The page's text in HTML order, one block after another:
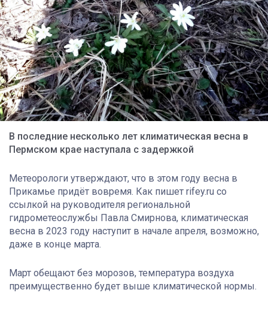
В последние несколько лет климатическая весна в
Пермском крае наступала с задержкой
Метеорологи утверждают, что в этом году весна в
Прикамье придёт вовремя. Как пишет rifey.ru со
ссылкой на руководителя региональной
гидрометеослужбы Павла Смирнова, климатическая
весна в 2023 году наступит в начале апреля, возможно,
даже в конце марта.
Март обещают без морозов, температура воздуха
преимущественно будет выше климатической нормы.